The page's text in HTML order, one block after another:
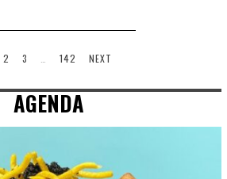
2 3 142 NEXT
AGENDA